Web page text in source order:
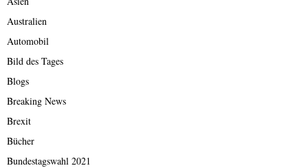
Australien
Automobil
Bild des Tages
Blogs
Breaking News
Brexit
Bücher
Bundestagswahl 2021